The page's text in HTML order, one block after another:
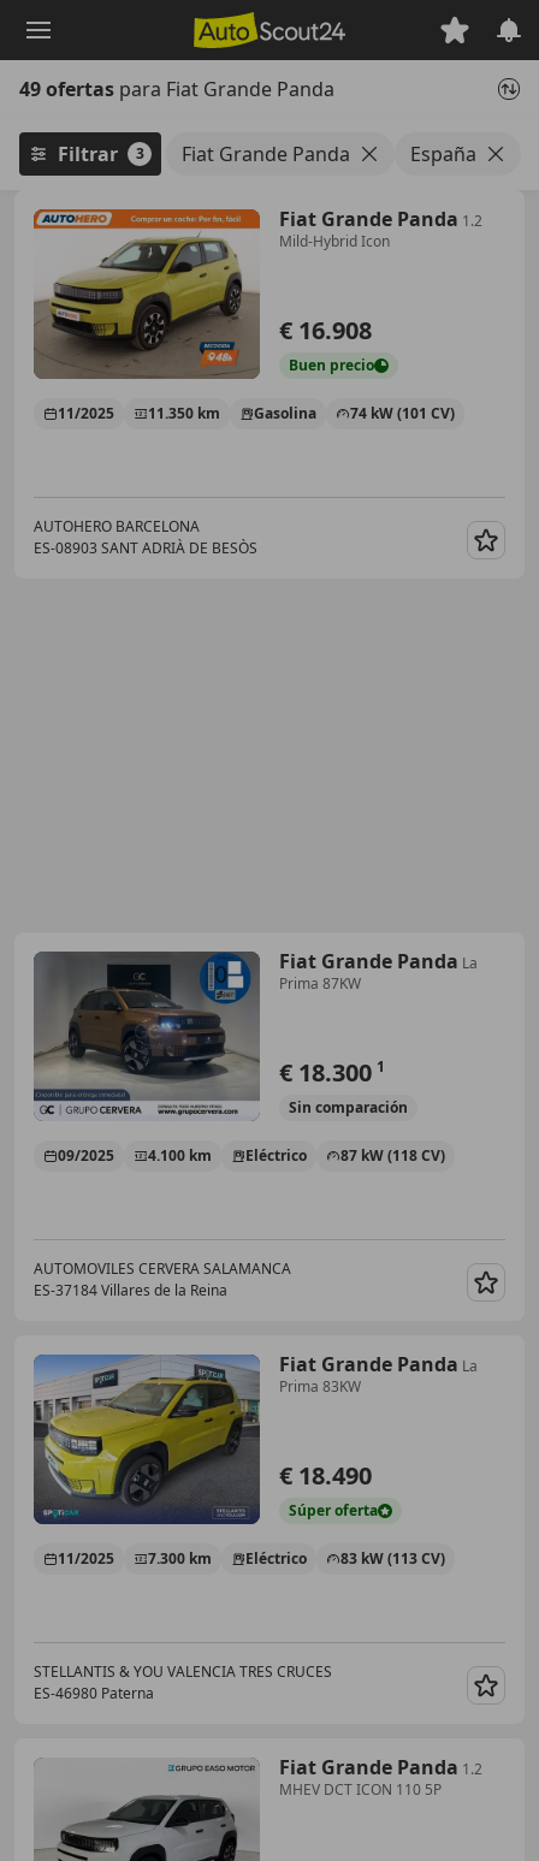
principal
49 ofertas para Fiat Grande Panda
Filtrar 3 Fiat Grande Panda España
Fiat Grande Panda 1.2
Mild-Hybrid Icon
€ 16.908
Buen precio
11/2025 11.350 km Gasolina 74 kW (101 CV)
AUTOHERO BARCELONA
ES-08903 SANT ADRIÀ DE BESÒS
Fiat Grande Panda La
Prima 87KW
€ 18.300 1
Sin comparación
09/2025 4.100 km Eléctrico 87 kW (118 CV)
AUTOMOVILES CERVERA SALAMANCA
ES-37184 Villares de la Reina
Fiat Grande Panda La
Prima 83KW
€ 18.490
Súperoferta
11/2025 7.300 km Eléctrico 83 kW (113 CV)
STELLANTIS & YOU VALENCIA TRES CRUCES
ES-46980 Paterna
Fiat Grande Panda 1.2
MHEV DCT ICON 110 5P